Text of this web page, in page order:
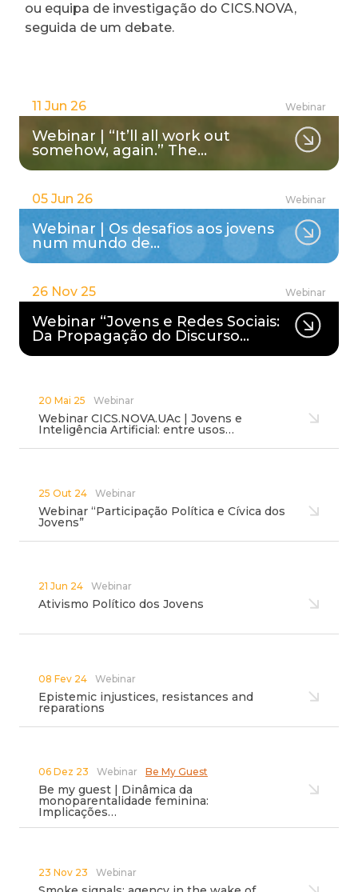
ou equipa de investigação do CICS.NOVA,
seguida de um debate.
11 Jun 26 Webinar
Webinar | “It’ll all work out
somehow, again.” The…
05 Jun 26 Webinar
Webinar | Os desafios aos jovens
num mundo de…
26 Nov 25 Webinar
Webinar “Jovens e Redes Sociais:
Da Propagação do Discurso…
20 Mai 25 Webinar
Webinar CICS.NOVA.UAc | Jovens e
Inteligência Artificial: entre usos…
25 Out 24 Webinar
Webinar “Participação Política e Cívica dos
Jovens”
21 Jun 24 Webinar
Ativismo Político dos Jovens
08 Fev 24 Webinar
Epistemic injustices, resistances and
reparations
06 Dez 23 Be My Guest
Webinar
Be my guest | Dinâmica da
monoparentalidade feminina:
Implicações…
23 Nov 23 Webinar